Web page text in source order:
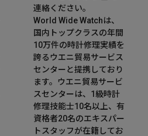
連絡ください。
World Wide Watchは、
国内トップクラスの年間
10万件の時計修理実績を
誇るウエニ貿易サービス
センターと提携しており
ます。ウエニ貿易サービ
スセンターは、1級時計
修理技能士10名以上、有
資格者20名のエキスパー
トスタッフが在籍してお